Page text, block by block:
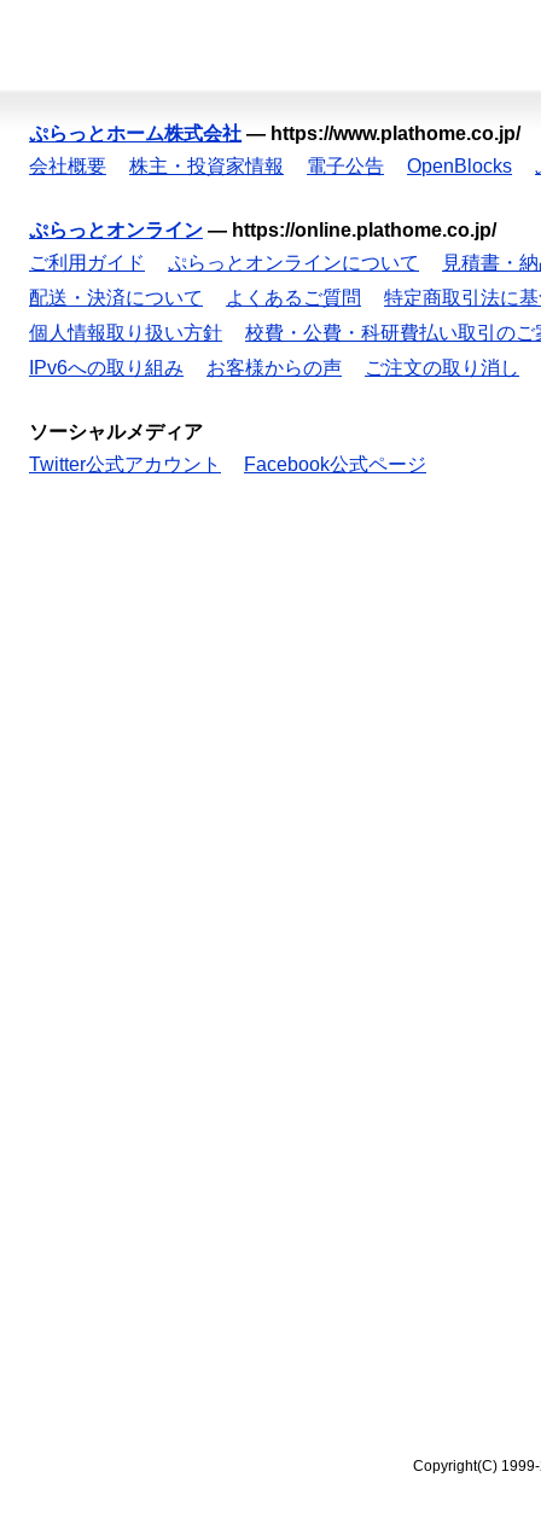
ぷらっとホーム株式会社 — https://www.plathome.co.jp/
会社概要
株主・投資家情報 電子公告 OpenBlocks
ぷらっとオンライン — https://online.plathome.co.jp/
ご利用ガイド
ぷらっとオンラインについて
見積書・
配送・決済について
よくあるご質問
特定商取引法に
個人情報取り扱い方針
校費・公費・科研費払い取引のご
IPv6への取り組み
お客様からの声 ご注文の取り消し
ソーシャルメディア
Twitter公式アカウント
Facebook公式ページ
Copyright(C)